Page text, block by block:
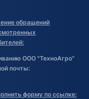
обращений
ООО "ТехноАгро"
почты:
форму по ссылке: